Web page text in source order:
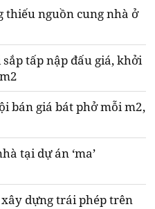
nguồn cung nhà ở
tấp nập đấu giá, khởi
bán giá bát phở mỗi m2,
tại dự án ‘ma’
dựng trái phép trên